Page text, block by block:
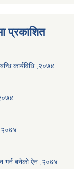
प्रकाशित
कार्यविधि ,२०७४
गर्न बनेको ऐन ,२०७४